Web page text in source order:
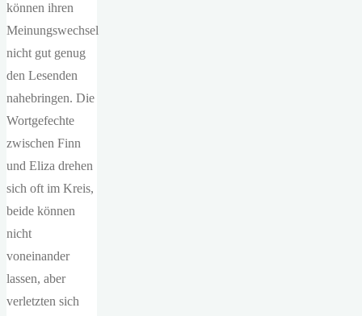
können ihren
Meinungswechsel
nicht gut genug
den Lesenden
nahebringen. Die
Wortgefechte
zwischen Finn
und Eliza drehen
sich oft im Kreis,
beide können
nicht
voneinander
lassen, aber
verletzten sich